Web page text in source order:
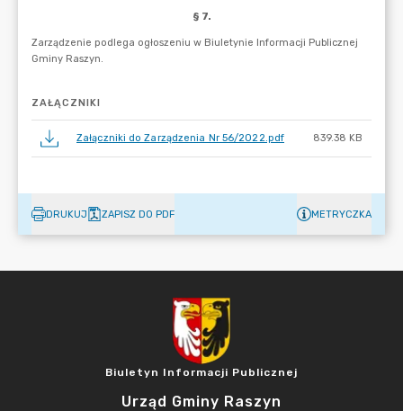
ZAŁĄCZNIKI
Załączniki do Zarządzenia Nr 56/2022.pdf 839.38 KB
DRUKUJ ZAPISZ DO PDF METRYCZKA
Biuletyn Informacji Publicznej
Urząd Gminy Raszyn